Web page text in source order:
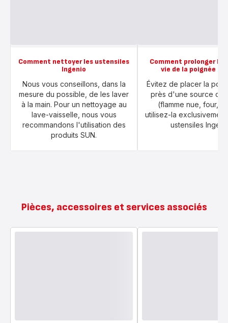
Comment nettoyer les ustensiles
Ingenio
Nous vous conseillons, dans la
mesure du possible, de les laver
à la main. Pour un nettoyage au
lave-vaisselle, nous vous
recommandons l'utilisation des
produits SUN.
Comment prolonger la
vie de la poignée
Évitez de placer la
près d'une source de
(flamme nue, four,
utilisez-la
ustensiles
Pièces, accessoires et services associés